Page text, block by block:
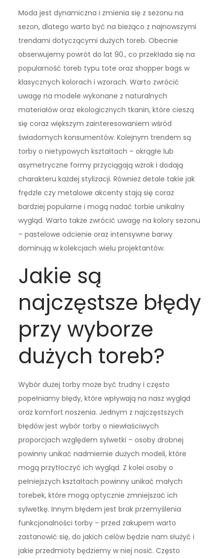
Moda jest dynamiczna i zmienia się z sezonu na
sezon, dlatego warto być na bieżąco z najnowszymi
trendami dotyczącymi dużych toreb. Obecnie
obserwujemy powrót do lat 90., co przekłada się na
popularność toreb typu tote oraz shopper bags w
klasycznych kolorach i wzorach. Warto zwrócić
uwagę na modele wykonane z naturalnych
materiałów oraz ekologicznych tkanin, które cieszą
się coraz większym zainteresowaniem wśród
świadomych konsumentów. Kolejnym trendem są
torby o nietypowych kształtach – okrągłe lub
asymetryczne formy przyciągają wzrok i dodają
charakteru każdej stylizacji. Również detale takie jak
frędzle czy metalowe akcenty stają się coraz
bardziej popularne i mogą nadać torbie unikalny
wygląd. Warto także zwrócić uwagę na kolory sezonu
– pastelowe odcienie oraz intensywne barwy
dominują w kolekcjach wielu projektantów.
Jakie są
najczęstsze błędy
przy wyborze
dużych toreb?
Wybór dużej torby może być trudny i często
popełniamy błędy, które wpływają na nasz wygląd
oraz komfort noszenia. Jednym z najczęstszych
błędów jest wybór torby o niewłaściwych
proporcjach względem sylwetki – osoby drobnej
powinny unikać nadmiernie dużych modeli, które
mogą przytłoczyć ich wygląd. Z kolei osoby o
pełniejszych kształtach powinny unikać małych
torebek, które mogą optycznie zmniejszać ich
sylwetkę. Innym błędem jest brak przemyślenia
funkcjonalności torby – przed zakupem warto
zastanowić się, do jakich celów będzie nam służyć i
jakie przedmioty będziemy w niej nosić. Często